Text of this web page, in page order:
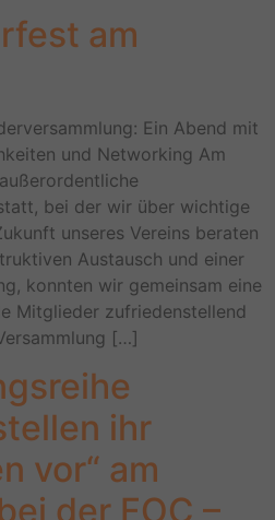
am
Ein Abend mit
und Networking Am
bei der wir über wichtige
unseres Vereins beraten
Austausch und einer
konnten wir gemeinsam eine
Mitglieder zufriedenstellend
[…]
ihr
vor“ am
der FOC –